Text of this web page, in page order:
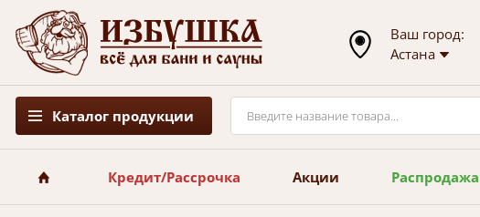
Ваш город:
Астана
Каталог продукции
Кредит/Рассрочка Акции Распродажа